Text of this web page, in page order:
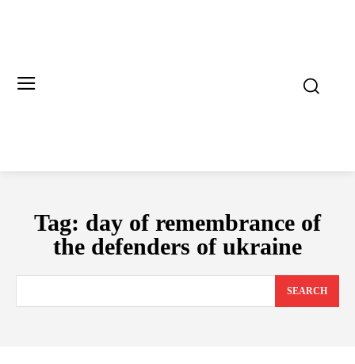
Tag: day of remembrance of
the defenders of ukraine
SEARCH